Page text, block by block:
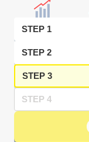
STEP 1
STEP 2
STEP 3
STEP 4